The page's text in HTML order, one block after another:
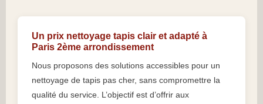
Un prix nettoyage tapis clair et adapté à
Paris 2ème arrondissement
Nous proposons des solutions accessibles pour un
nettoyage de tapis pas cher, sans compromettre la
qualité du service. L’objectif est d’offrir aux